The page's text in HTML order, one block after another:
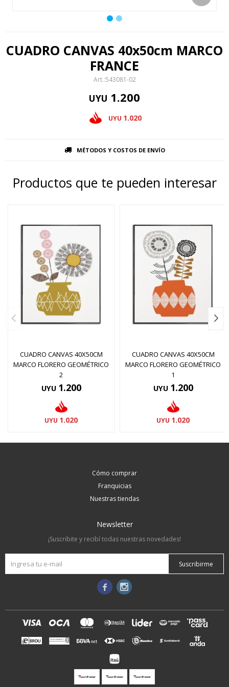
CUADRO CANVAS 40x50cm MARCO
FRANCE
543081-02
UYU 1.200
UYU 1.020
MÉTODOS Y COSTOS DE ENVÍO
Productos que te pueden interesar
CUADRO CANVAS 40X50CM
MARCO FLORERO GEOMÉTRICO
2
UYU 1.200
UYU 1.020
CUADRO CANVAS 40X50CM
MARCO FLORERO GEOMÉTRICO
1
UYU 1.200
UYU 1.020
Cómo comprar
Franquicias
Nuestras tiendas
Newsletter
¡Suscribite y recibí todas nuestras novedades!
Suscribirme
 